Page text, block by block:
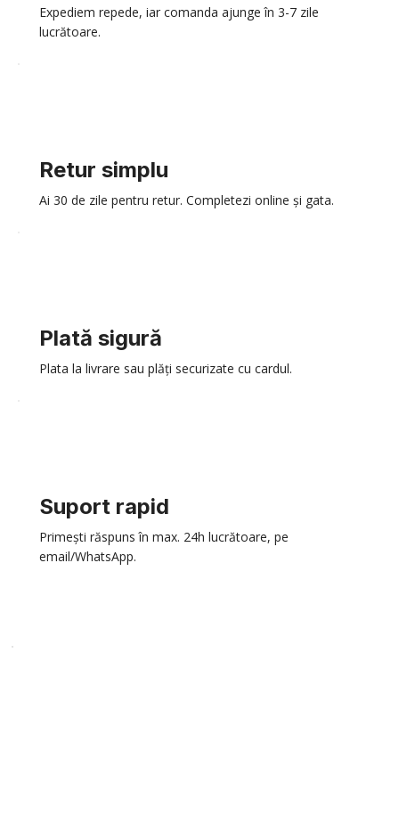
Expediem repede, iar comanda ajunge în 3-7 zile
lucrătoare.
Retur simplu
Ai 30 de zile pentru retur. Completezi online și gata.
Plată sigură
Plata la livrare sau plăți securizate cu cardul.
Suport rapid
Primești răspuns în max. 24h lucrătoare, pe
email/WhatsApp.